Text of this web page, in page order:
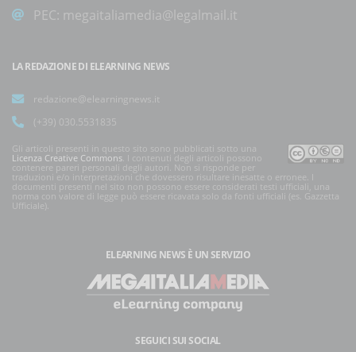
PEC: megaitaliamedia@legalmail.it
LA REDAZIONE DI ELEARNING NEWS
redazione@elearningnews.it
(+39) 030.5531835
Gli articoli presenti in questo sito sono pubblicati sotto una
Licenza Creative Commons . I contenuti degli articoli possono
contenere pareri personali degli autori. Non si risponde per
traduzioni e/o interpretazioni che dovessero risultare inesatte o erronee. I
documenti presenti nel sito non possono essere considerati testi ufficiali, una
norma con valore di legge può essere ricavata solo da fonti ufficiali (es. Gazzetta
Ufficiale).
ELEARNING NEWS È UN SERVIZIO
SEGUICI SUI SOCIAL